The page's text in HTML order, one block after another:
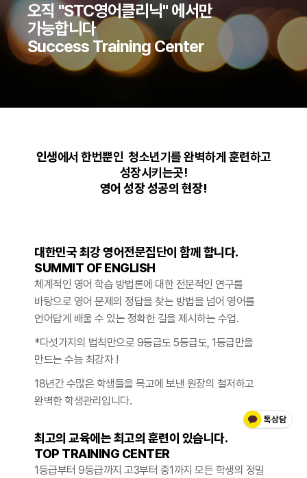
오직 "STC영어클리닉" 에서만
가능합니다
Success Training Center
인생에서 한번뿐인 청소년기를 완벽하게 훈련하고
성장시키는곳!
영어 성장 성공의 현장!
대한민국 최강 영어전문집단이 함께 합니다.
SUMMIT OF ENGLISH
체계적인 영어 학습 방법론에 대한 전문적인 연구를
바탕으로 영어 문제의 정답을 찾는 방법을 넘어 영어를
언어답게 배울 수 있는 정확한 길을 제시하는 수업.
*다섯가지의 법칙만으로 9등급도 5등급도, 1등급만을
만드는 수능 최강자 !
18년간 수많은 학생들을 목고에 보낸 원장의 철저하고
완벽한 학생관리 입니다.
최고의 교육에는 최고의 훈련이 있습니다.
TOP TRAINING CENTER
1등급부터 9등급까지 고3부터 중1까지 모든 학생의 정밀